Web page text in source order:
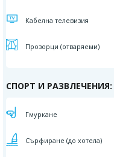
Кабелна телевизия
Прозорци (отваряеми)
СПОРТ И РАЗВЛЕЧЕНИЯ:
Гмуркане
Сърфиране (до хотела)